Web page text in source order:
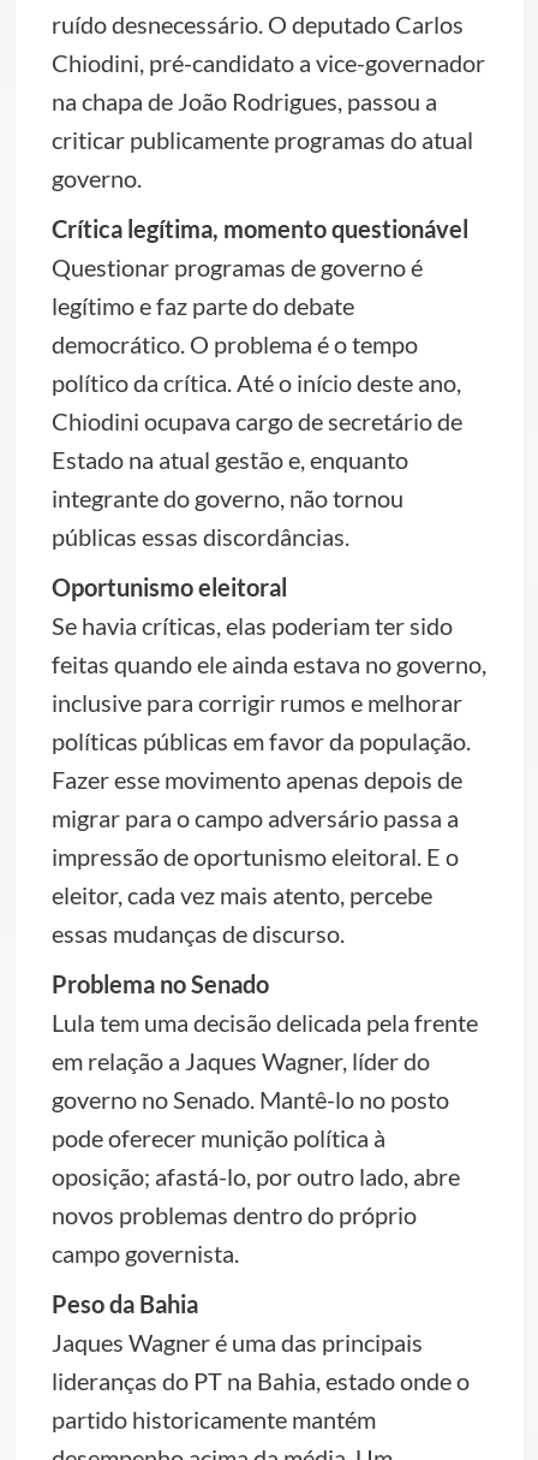
ruído desnecessário. O deputado Carlos
Chiodini, pré-candidato a vice-governador
na chapa de João Rodrigues, passou a
criticar publicamente programas do atual
governo.
Crítica legítima, momento questionável
Questionar programas de governo é
legítimo e faz parte do debate
democrático. O problema é o tempo
político da crítica. Até o início deste ano,
Chiodini ocupava cargo de secretário de
Estado na atual gestão e, enquanto
integrante do governo, não tornou
públicas essas discordâncias.
Oportunismo eleitoral
Se havia críticas, elas poderiam ter sido
feitas quando ele ainda estava no governo,
inclusive para corrigir rumos e melhorar
políticas públicas em favor da população.
Fazer esse movimento apenas depois de
migrar para o campo adversário passa a
impressão de oportunismo eleitoral. E o
eleitor, cada vez mais atento, percebe
essas mudanças de discurso.
Problema no Senado
Lula tem uma decisão delicada pela frente
em relação a Jaques Wagner, líder do
governo no Senado. Mantê-lo no posto
pode oferecer munição política à
oposição; afastá-lo, por outro lado, abre
novos problemas dentro do próprio
campo governista.
Peso da Bahia
Jaques Wagner é uma das principais
lideranças do PT na Bahia, estado onde o
partido historicamente mantém